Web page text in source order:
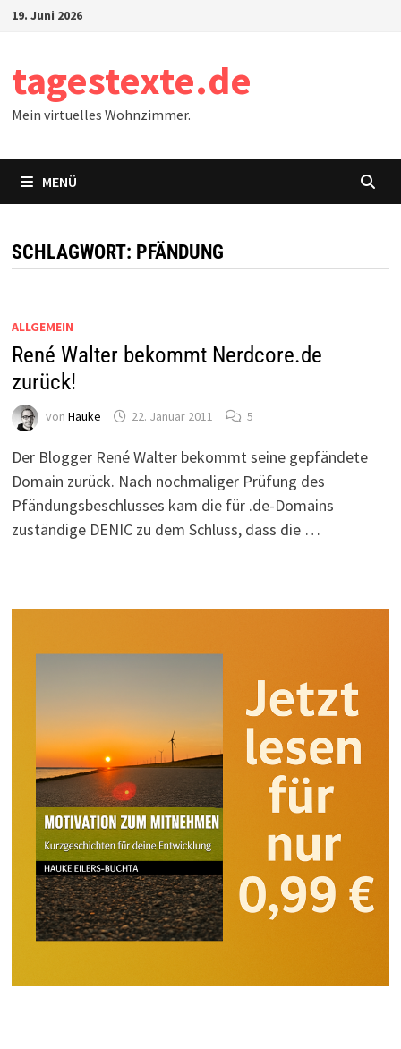
Zum19. Juni 2026
tagestexte.de
Mein virtuelles Wohnzimmer.
MENÜ
SCHLAGWORT: PFÄNDUNG
ALLGEMEIN
René Walter bekommt Nerdcore.de
zurück!
von Hauke 22. Januar 2011 5
Der Blogger René Walter bekommt seine gepfändete
Domain zurück. Nach nochmaliger Prüfung des
Pfändungsbeschlusses kam die für .de-Domains
zuständige DENIC zu dem Schluss, dass die …